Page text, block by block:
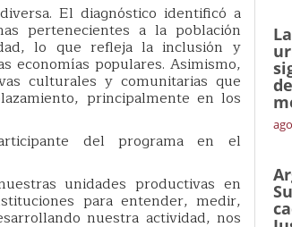
El diagnóstico identificó a
pertenecientes a la población
lo que refleja la inclusión y
economías populares. Asimismo,
culturales y comunitarias que
principalmente en los
del programa en el
unidades productivas en
para entender, medir,
nuestra actividad, nos